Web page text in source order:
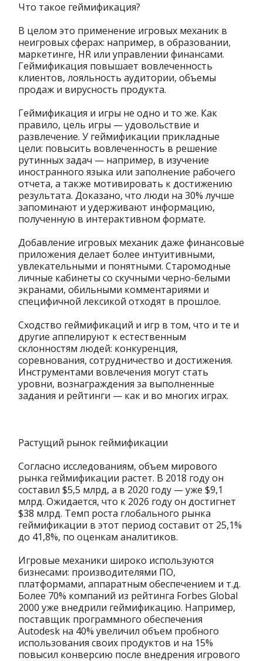
Что такое геймификация?
В целом это применение игровых механик в
неигровых сферах: например, в образовании,
маркетинге, HR или управлении финансами.
Геймификация повышает вовлеченность
клиентов, лояльность аудитории, объемы
продаж и вирусность продукта.
Геймификация и игры не одно и то же. Как
правило, цель игры — удовольствие и
развлечение. У геймификации прикладные
цели: повысить вовлеченность в решение
рутинных задач — например, в изучение
иностранного языка или заполнение рабочего
отчета, а также мотивировать к достижению
результата. Доказано, что люди на 30% лучше
запоминают и удерживают информацию,
полученную в интерактивном формате.
Добавление игровых механик даже финансовые
приложения делает более интуитивными,
увлекательными и понятными. Старомодные
личные кабинеты со скучными черно-белыми
экранами, обильными комментариями и
специфичной лексикой отходят в прошлое.
Сходство геймификаций и игр в том, что и те и
другие аппелируют к естественным
склонностям людей: конкуренция,
соревнования, сотрудничество и достижения.
Инструментами вовлечения могут стать
уровни, вознаграждения за выполненные
задания и рейтинги — как и во многих играх.
Растущий рынок геймификации
Согласно исследованиям, объем мирового
рынка геймификации растет. В 2018 году он
составил $5,5 млрд, а в 2020 году — уже $9,1
млрд. Ожидается, что к 2026 году он достигнет
$38 млрд. Темп роста глобального рынка
геймификации в этот период составит от 25,1%
до 41,8%, по оценкам аналитиков.
Игровые механики широко используются
бизнесами: производителями ПО,
платформами, аппаратным обеспечением и т.д.
Более 70% компаний из рейтинга Forbes Global
2000 уже внедрили геймификацию. Например,
поставщик программного обеспечения
Autodesk на 40% увеличил объем пробного
использования своих продуктов и на 15%
повысил конверсию после внедрения игрового